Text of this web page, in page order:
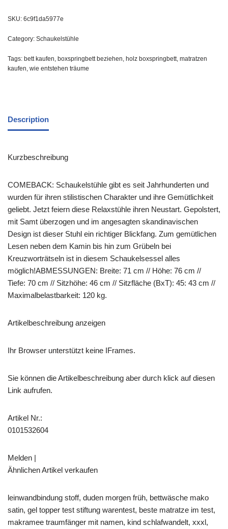
SKU: 6c9f1da5977e
Category: Schaukelstühle
Tags: bett kaufen, boxspringbett beziehen, holz boxspringbett, matratzen
kaufen, wie entstehen träume
Description
Kurzbeschreibung
COMEBACK: Schaukelstühle gibt es seit Jahrhunderten und
wurden für ihren stilistischen Charakter und ihre Gemütlichkeit
geliebt. Jetzt feiern diese Relaxstühle ihren Neustart. Gepolstert,
mit Samt überzogen und im angesagten skandinavischen
Design ist dieser Stuhl ein richtiger Blickfang. Zum gemütlichen
Lesen neben dem Kamin bis hin zum Grübeln bei
Kreuzworträtseln ist in diesem Schaukelsessel alles
möglich!ABMESSUNGEN: Breite: 71 cm // Höhe: 76 cm //
Tiefe: 70 cm // Sitzhöhe: 46 cm // Sitzfläche (BxT): 45: 43 cm //
Maximalbelastbarkeit: 120 kg.
Artikelbeschreibung anzeigen
Ihr Browser unterstützt keine IFrames.
Sie können die Artikelbeschreibung aber durch klick auf diesen
Link aufrufen.
Artikel Nr.:
0101532604
Melden |
Ähnlichen Artikel verkaufen
leinwandbindung stoff, duden morgen früh, bettwäsche mako
satin, gel topper test stiftung warentest, beste matratze im test,
makramee traumfänger mit namen, kind schlafwandelt, xxxl,